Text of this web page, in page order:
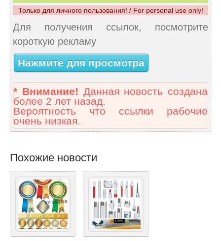
Только для личного пользования! / For personal use only!
Для получения ссылок, посмотрите
короткую рекламу
Нажмите для просмотра
* Внимание! Данная новость создана
более 2 лет назад.
Вероятность что ссылки рабочие
очень низкая.
Похожие новости